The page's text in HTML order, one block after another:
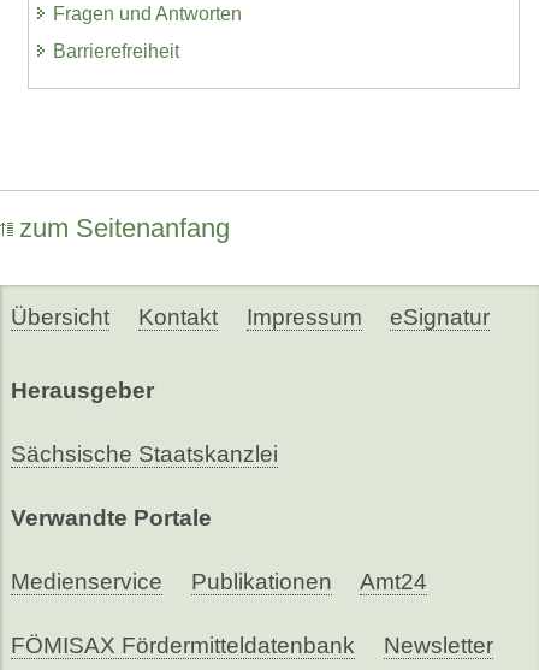
Fragen und Antworten
Barrierefreiheit
zum Seitenanfang
Übersicht Kontakt Impressum eSignatur
Herausgeber
Sächsische Staatskanzlei
Verwandte Portale
Medienservice Publikationen Amt24
FÖMISAX Fördermitteldatenbank Newsletter